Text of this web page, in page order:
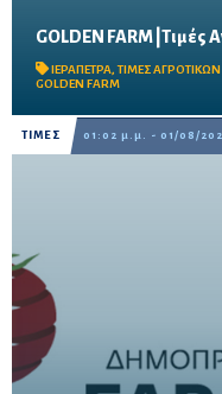
GOLDEN FARM
ΙΕΡΑΠΕΤΡΑ,ΤΙΜΕΣ
GOLDEN FARM
ΤΙΜΕΣ 01:02 μ.μ. - 01/08/